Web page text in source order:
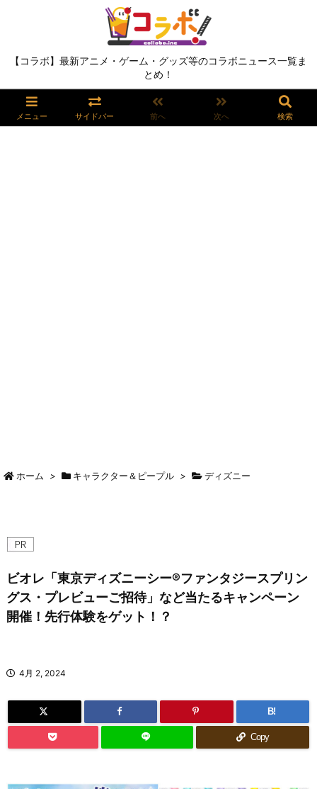
【コラボ】最新アニメ・ゲーム・グッズ等のコラボニュース一覧ま
とめ！
メニュー サイドバー 前へ 次へ 検索
ホーム > キャラクター＆ピープル > ディズニー
ビオレ「東京ディズニーシー®ファンタジースプリン
グス・プレビューご招待」など当たるキャンペーン
開催！先行体験をゲット！？
4月 2, 2024
B!
Copy